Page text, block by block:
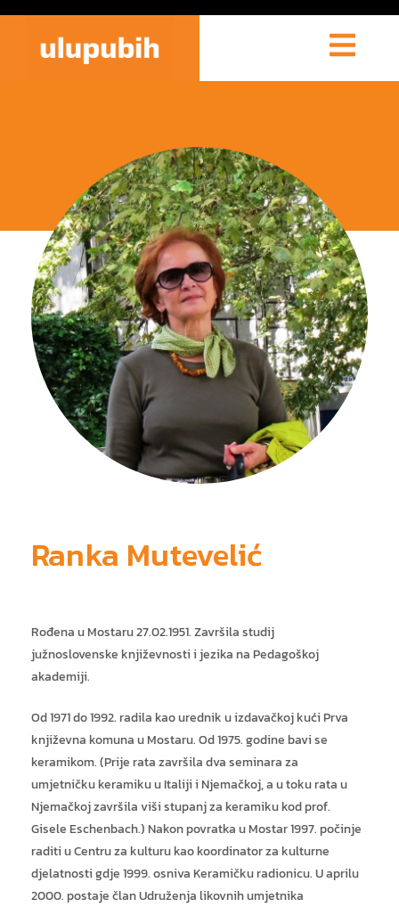
Ranka Mutevelić
Rođena u Mostaru 27.02.1951. Završila studij
južnoslovenske književnosti i jezika na Pedagoškoj
akademiji.
Od 1971 do 1992. radila kao urednik u izdavačkoj kući Prva
književna komuna u Mostaru. Od 1975. godine bavi se
keramikom. (Prije rata završila dva seminara za
umjetničku keramiku u Italiji i Njemačkoj, a u toku rata u
Njemačkoj završila viši stupanj za keramiku kod prof.
Gisele Eschenbach.) Nakon povratka u Mostar 1997. počinje
raditi u Centru za kulturu kao koordinator za kulturne
djelatnosti gdje 1999. osniva Keramičku radionicu. U aprilu
2000. postaje član Udruženja likovnih umjetnika